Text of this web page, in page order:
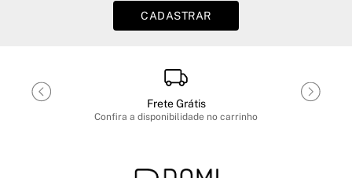
CADASTRAR
Frete Grátis
Confira a disponibilidade no carrinho